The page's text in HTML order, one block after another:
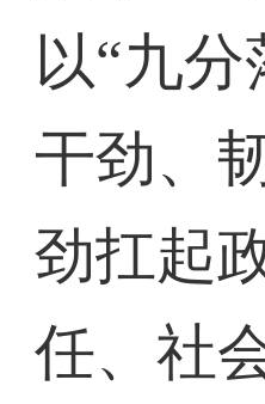
以“九分
干劲、
劲扛起
任、社